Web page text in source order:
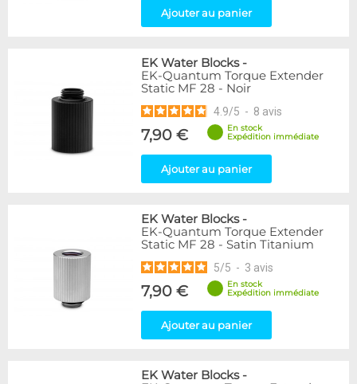
Ajouter au panier
EK Water Blocks-
EK-Quantum Torque Extender
Static MF 28 - Noir
4.9/5 - 8 avis
7,90 €
En stock
Expédition immédiate
Ajouter au panier
EK Water Blocks-
EK-Quantum Torque Extender
Static MF 28 - Satin Titanium
5/5 - 3 avis
7,90 €
En stock
Expédition immédiate
Ajouter au panier
EK Water Blocks-